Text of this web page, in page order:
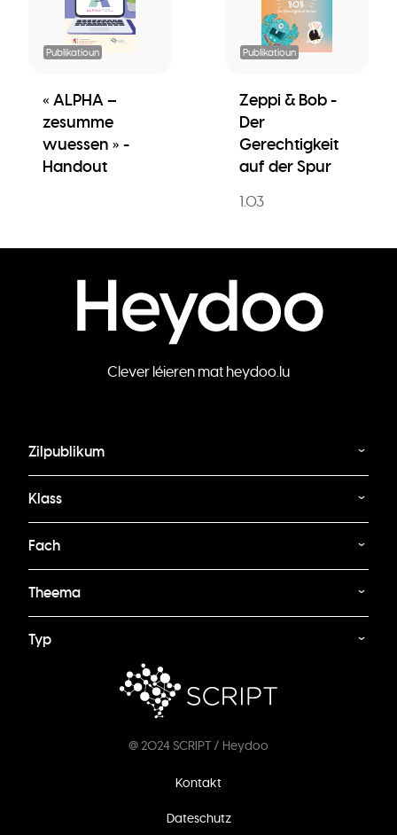
Publikatioun
« ALPHA –
zesumme
wuessen » -
Handout
Publikatioun
Zeppi & Bob -
Der
Gerechtigkeit
auf der Spur
1.03
Clever léieren mat heydoo.lu
Zilpublikum
Klass
Fach
Theema
Typ
@ 2024 SCRIPT / Heydoo
Kontakt
Dateschutz